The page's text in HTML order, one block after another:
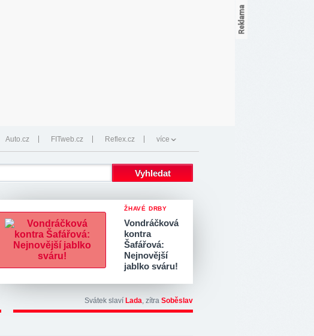
Auto.cz FITweb.cz Reflex.cz více
ŽHAVÉ DRBY
Vondráčková
kontra
Šafářová:
Nejnovější
jablko sváru!
Svátek slaví Lada, zítra Soběslav